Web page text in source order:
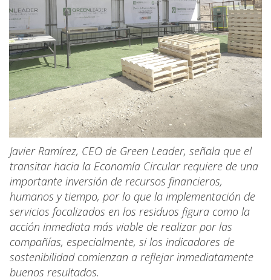
Javier Ramírez, CEO de Green Leader, señala que el
transitar hacia la Economía Circular requiere de una
importante inversión de recursos financieros,
humanos y tiempo, por lo que la implementación de
servicios focalizados en los residuos figura como la
acción inmediata más viable de realizar por las
compañías, especialmente, si los indicadores de
sostenibilidad comienzan a reflejar inmediatamente
buenos resultados.